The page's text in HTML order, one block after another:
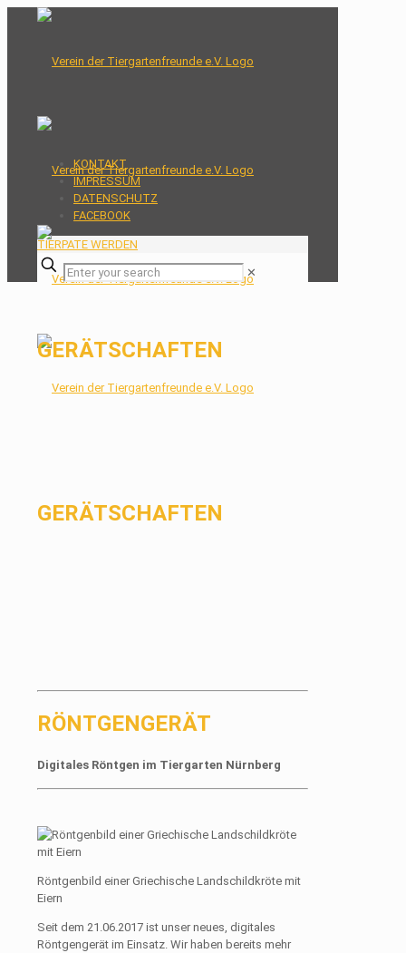
KONTAKT
IMPRESSUM
DATENSCHUTZ
FACEBOOK
TIERPATE WERDEN
✕
GERÄTSCHAFTEN
GERÄTSCHAFTEN
RÖNTGENGERÄT
Digitales Röntgen im Tiergarten Nürnberg
Röntgenbild einer Griechische Landschildkröte mit
Eiern
Seit dem 21.06.2017 ist unser neues, digitales
Röntgengerät im Einsatz. Wir haben bereits mehr